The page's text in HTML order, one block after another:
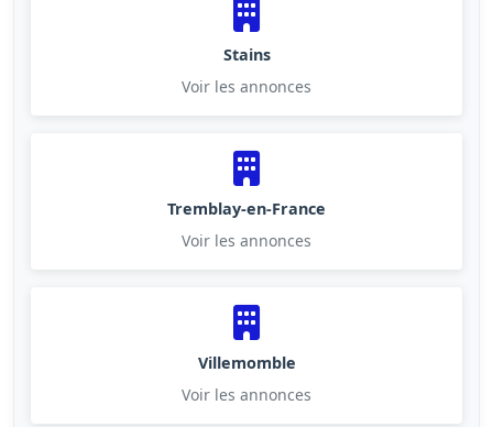
Stains
Voir les annonces
Tremblay-en-France
Voir les annonces
Villemomble
Voir les annonces